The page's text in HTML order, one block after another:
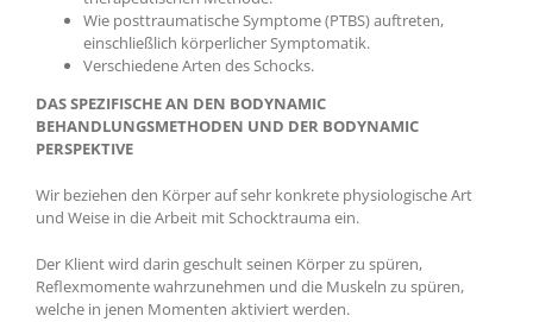
Wie posttraumatische Symptome (PTBS) auftreten,
einschließlich körperlicher Symptomatik.
Verschiedene Arten des Schocks.
DAS SPEZIFISCHE AN DEN BODYNAMIC
BEHANDLUNGSMETHODEN UND DER BODYNAMIC
PERSPEKTIVE
Wir beziehen den Körper auf sehr konkrete physiologische Art
und Weise in die Arbeit mit Schocktrauma ein.
Der Klient wird darin geschult seinen Körper zu spüren,
Reflexmomente wahrzunehmen und die Muskeln zu spüren,
welche in jenen Momenten aktiviert werden.